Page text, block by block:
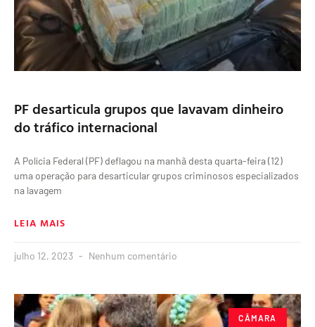
PF desarticula grupos que lavavam dinheiro
do tráfico internacional
A Polícia Federal (PF) deflagou na manhã desta quarta-feira (12)
uma operação para desarticular grupos criminosos especializados
na lavagem
LEIA MAIS
julho 12, 2023 Nenhum comentário
CÂMARA